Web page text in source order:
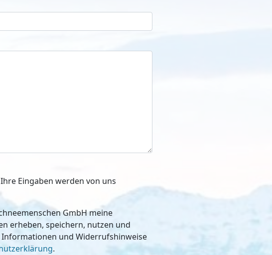
Eingaben werden von uns
GmbH meine
speichern, nutzen und
und Widerrufshinweise
.